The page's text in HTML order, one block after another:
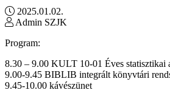
2025.01.02.
Admin SZJK
Program:
8.30 – 9.00 KULT 10-01 Éves statisztikai
9.00-9.45 BIBLIB integrált könyvtári
9.45-10.00 kávészünet